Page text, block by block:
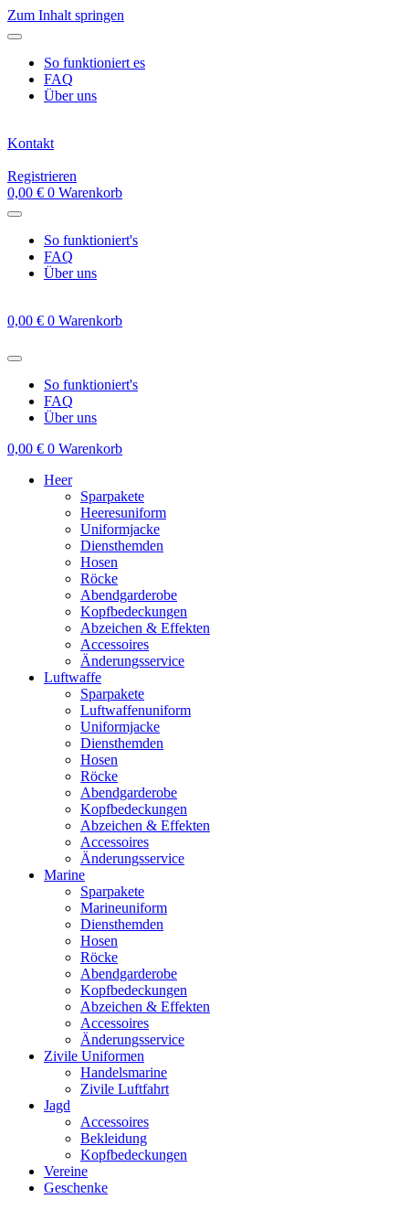
Zum Inhalt springen
So funktioniert es
FAQ
Über uns
Kontakt
Registrieren
0,00 € 0 Warenkorb
So funktioniert's
FAQ
Über uns
0,00 € 0 Warenkorb
So funktioniert's
FAQ
Über uns
0,00 € 0 Warenkorb
Heer
Sparpakete
Heeresuniform
Uniformjacke
Diensthemden
Hosen
Röcke
Abendgarderobe
Kopfbedeckungen
Abzeichen & Effekten
Accessoires
Änderungsservice
Luftwaffe
Sparpakete
Luftwaffenuniform
Uniformjacke
Diensthemden
Hosen
Röcke
Abendgarderobe
Kopfbedeckungen
Abzeichen & Effekten
Accessoires
Änderungsservice
Marine
Sparpakete
Marineuniform
Diensthemden
Hosen
Röcke
Abendgarderobe
Kopfbedeckungen
Abzeichen & Effekten
Accessoires
Änderungsservice
Zivile Uniformen
Handelsmarine
Zivile Luftfahrt
Jagd
Accessoires
Bekleidung
Kopfbedeckungen
Vereine
Geschenke